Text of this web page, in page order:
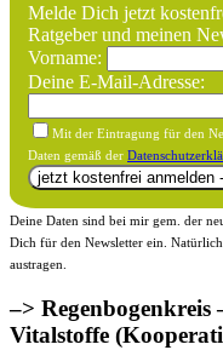
Melde Dich jetzt
Ratgeber und meinen
Vorname:
Deine E-Mail-Adresse:
Mit der Eintragung für den
Daten gemäß der
Deine Daten sind bei mir gem. der
Dich für den Newsletter ein.
austragen.
–> Regenbogenkreis
Vitalstoffe